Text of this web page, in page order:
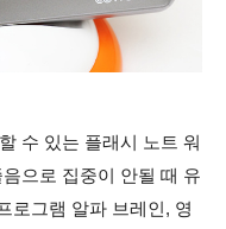
수 있는 플래시 노트 워
으로 집중이 안될 때 유
로그램 알파 브레인, 영